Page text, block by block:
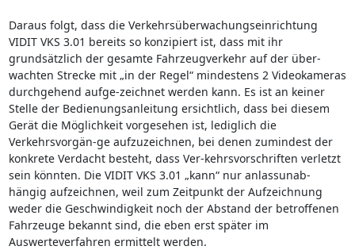
Daraus folgt, dass die Verkehrsüberwachungseinrichtung
VIDIT VKS 3.01 bereits so konzipiert ist, dass mit ihr
grundsätzlich der gesamte Fahrzeugverkehr auf der über-
wachten Strecke mit „in der Regel“ mindestens 2 Videokameras
durchgehend aufge-zeichnet werden kann. Es ist an keiner
Stelle der Bedienungsanleitung ersichtlich, dass bei diesem
Gerät die Möglichkeit vorgesehen ist, lediglich die
Verkehrsvorgän-ge aufzuzeichnen, bei denen zumindest der
konkrete Verdacht besteht, dass Ver-kehrsvorschriften verletzt
sein könnten. Die VIDIT VKS 3.01 „kann“ nur anlassunab-
hängig aufzeichnen, weil zum Zeitpunkt der Aufzeichnung
weder die Geschwindigkeit noch der Abstand der betroffenen
Fahrzeuge bekannt sind, die eben erst später im
Auswerteverfahren ermittelt werden.